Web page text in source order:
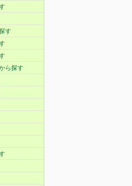
す
ら探す